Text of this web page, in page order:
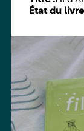
État du